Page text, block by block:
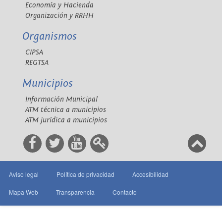
Economía y Hacienda
Organización y RRHH
Organismos
CIPSA
REGTSA
Municipios
Información Municipal
ATM técnica a municipios
ATM jurídica a municipios
Aviso legal Política de privacidad Accesibilidad
Mapa Web Transparencia Contacto